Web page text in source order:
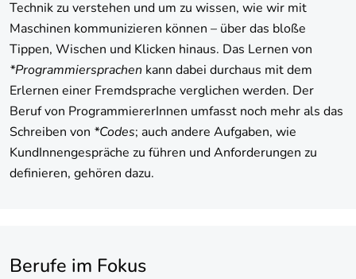
Technik zu verstehen und um zu wissen, wie wir mit
Maschinen kommunizieren können – über das bloße
Tippen, Wischen und Klicken hinaus. Das Lernen von
*Programmiersprachen kann dabei durchaus mit dem
Erlernen einer Fremdsprache verglichen werden. Der
Beruf von ProgrammiererInnen umfasst noch mehr als das
Schreiben von *Codes; auch andere Aufgaben, wie
KundInnengespräche zu führen und Anforderungen zu
definieren, gehören dazu.
Berufe im Fokus